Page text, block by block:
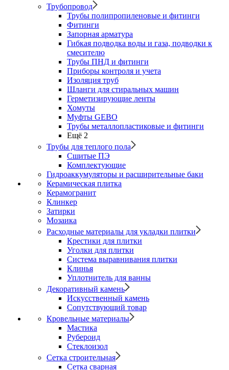
Трубопровод
Трубы полипропиленовые и фитинги
Фитинги
Запорная арматура
Гибкая подводка воды и газа, подводки к
смесителю
Трубы ПНД и фитинги
Приборы контроля и учета
Изоляция труб
Шланги для стиральных машин
Герметизирующие ленты
Хомуты
Муфты GEBO
Трубы металлопластиковые и фитинги
Ещё 2
Трубы для теплого пола
Сшитые ПЭ
Комплектующие
Гидроаккумуляторы и расширительные баки
Керамическая плитка
Керамогранит
Клинкер
Затирки
Мозаика
Расходные материалы для укладки плитки
Крестики для плитки
Уголки для плитки
Система выравнивания плитки
Клинья
Уплотнитель для ванны
Декоративный камень
Искусственный камень
Сопутствующий товар
Кровельные материалы
Мастика
Рубероид
Стеклоизол
Сетка строительная
Сетка сварная